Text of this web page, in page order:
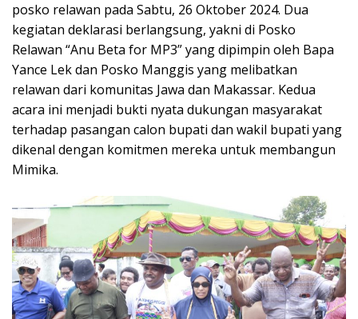
posko relawan pada Sabtu, 26 Oktober 2024. Dua
kegiatan deklarasi berlangsung, yakni di Posko
Relawan “Anu Beta for MP3” yang dipimpin oleh Bapa
Yance Lek dan Posko Manggis yang melibatkan
relawan dari komunitas Jawa dan Makassar. Kedua
acara ini menjadi bukti nyata dukungan masyarakat
terhadap pasangan calon bupati dan wakil bupati yang
dikenal dengan komitmen mereka untuk membangun
Mimika.